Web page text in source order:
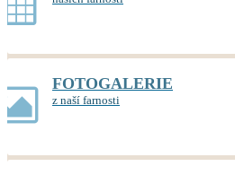
FOTOGALERIE
z naší farnosti